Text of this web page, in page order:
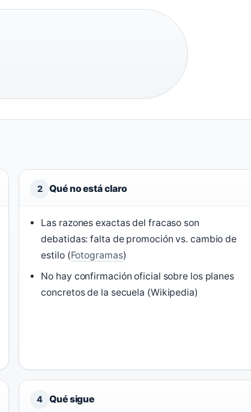
2 Qué no está claro
Las razones exactas del fracaso son
debatidas: falta de promoción vs. cambio de
estilo (Fotogramas)
No hay confirmación oficial sobre los planes
concretos de la secuela (Wikipedia)
4 Qué sigue